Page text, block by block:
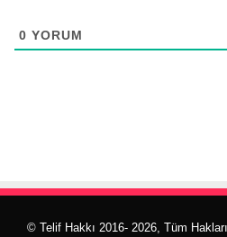
0 YORUM
© Telif Hakkı 2016- 2026, Tüm